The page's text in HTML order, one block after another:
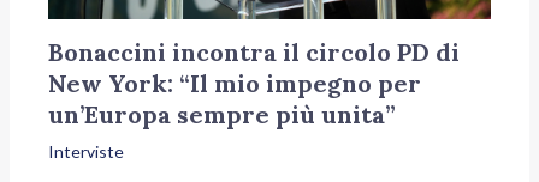
Bonaccini incontra il circolo PD di
New York: “Il mio impegno per
un’Europa sempre più unita”
Interviste